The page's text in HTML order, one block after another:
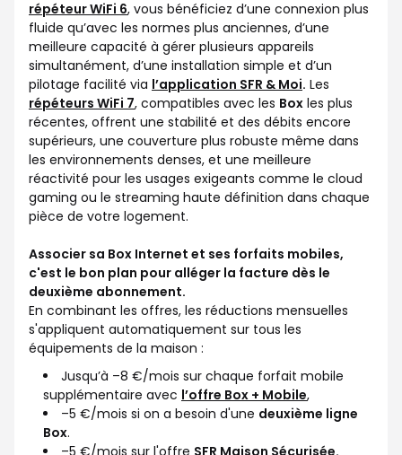
répéteur WiFi 6, vous bénéficiez d’une connexion plus
fluide qu’avec les normes plus anciennes, d’une
meilleure capacité à gérer plusieurs appareils
simultanément, d’une installation simple et d’un
pilotage facilité via l’application SFR & Moi. Les
répéteurs WiFi 7, compatibles avec les Box les plus
récentes, offrent une stabilité et des débits encore
supérieurs, une couverture plus robuste même dans
les environnements denses, et une meilleure
réactivité pour les usages exigeants comme le cloud
gaming ou le streaming haute définition dans chaque
pièce de votre logement.
Associer sa Box Internet et ses forfaits mobiles,
c'est le bon plan pour alléger la facture dès le
deuxième abonnement.
En combinant les offres, les réductions mensuelles
s'appliquent automatiquement sur tous les
équipements de la maison :
Jusqu’à –8 €/mois sur chaque forfait mobile
supplémentaire avec l’offre Box + Mobile,
–5 €/mois si on a besoin d'une deuxième ligne
Box.
–5 €/mois sur l'offre SFR Maison Sécurisée.